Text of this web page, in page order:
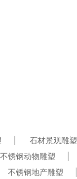
石材景观雕塑
不锈钢动物雕塑
不锈钢地产雕塑